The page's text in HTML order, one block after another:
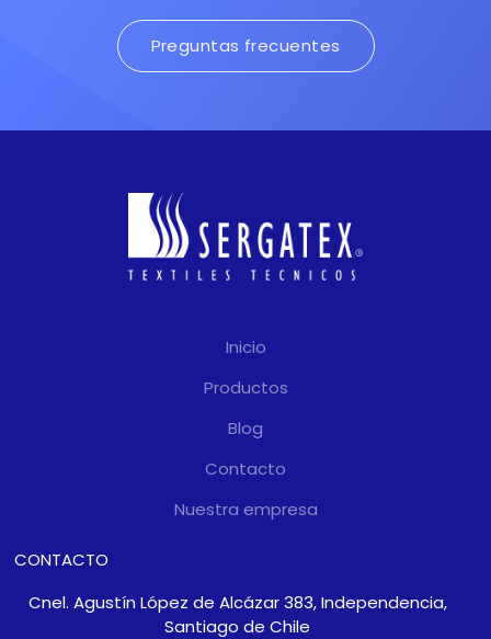
Preguntas frecuentes
Inicio
Productos
Blog
Contacto
Nuestra empresa
CONTACTO
Cnel. Agustín López de Alcázar 383, Independencia,
Santiago de Chile